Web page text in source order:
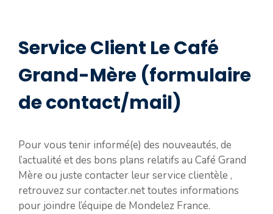
Service Client Le Café
Grand-Mère (formulaire
de contact/mail)
Pour vous tenir informé(e) des nouveautés, de
l’actualité et des bons plans relatifs au Café Grand
Mère ou juste contacter leur service clientèle ,
retrouvez sur contacter.net toutes informations
pour joindre l’équipe de Mondelez France.